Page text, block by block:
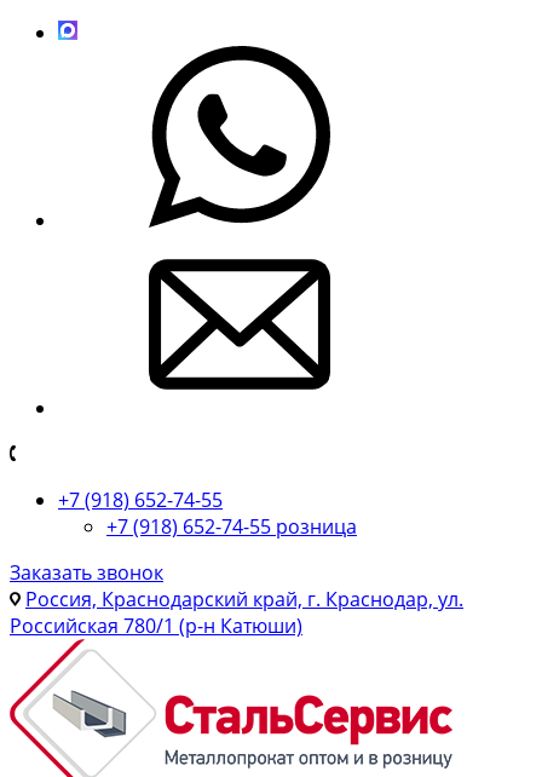
+7 (918) 652-74-55
+7 (918) 652-74-55 розница
Заказать звонок
Россия, Краснодарский край, г. Краснодар, ул.
Российская 780/1 (р-н Катюши)